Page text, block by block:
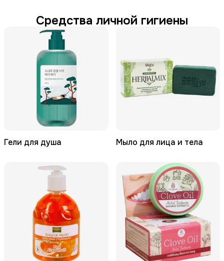
Средства личной гигиены
Гели для душа Мыло для лица и тела